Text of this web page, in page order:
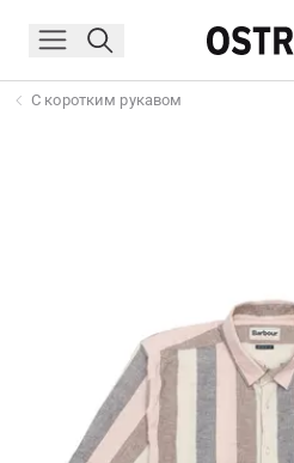
С коротким рукавом